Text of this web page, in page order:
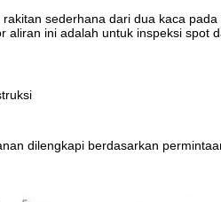
sederhana dari dua kaca
aliran ini adalah untuk inspeksi spot
dilengkapi berdasarkan